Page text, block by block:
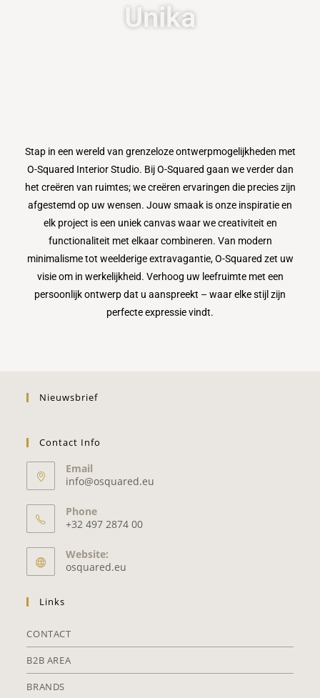
Unika
Stap in een wereld van grenzeloze ontwerpmogelijkheden met
O-Squared Interior Studio. Bij O-Squared gaan we verder dan
het creëren van ruimtes; we creëren ervaringen die precies zijn
afgestemd op uw wensen. Jouw smaak is onze inspiratie en
elk project is een uniek canvas waar we creativiteit en
functionaliteit met elkaar combineren. Van modern
minimalisme tot weelderige extravagantie, O-Squared zet uw
visie om in werkelijkheid. Verhoog uw leefruimte met een
persoonlijk ontwerp dat u aanspreekt – waar elke stijl zijn
perfecte expressie vindt.
Nieuwsbrief
Contact Info
Email
info@osquared.eu
Phone
+32 497 2874 00
Website:
osquared.eu
Links
CONTACT
B2B AREA
BRANDS